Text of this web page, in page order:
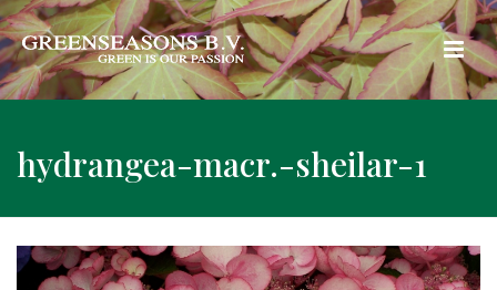
hydrangea-macr.-sheilar-1